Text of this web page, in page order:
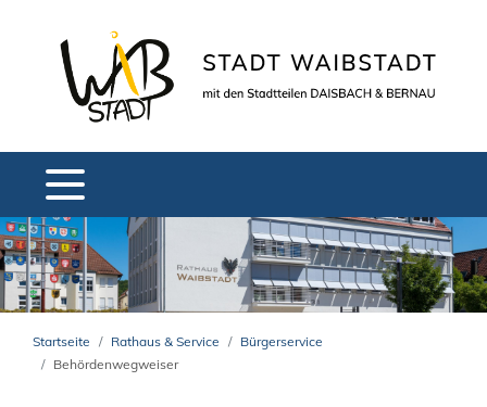
Startseite Rathaus & Service
Bürgerservice
Behördenwegweiser